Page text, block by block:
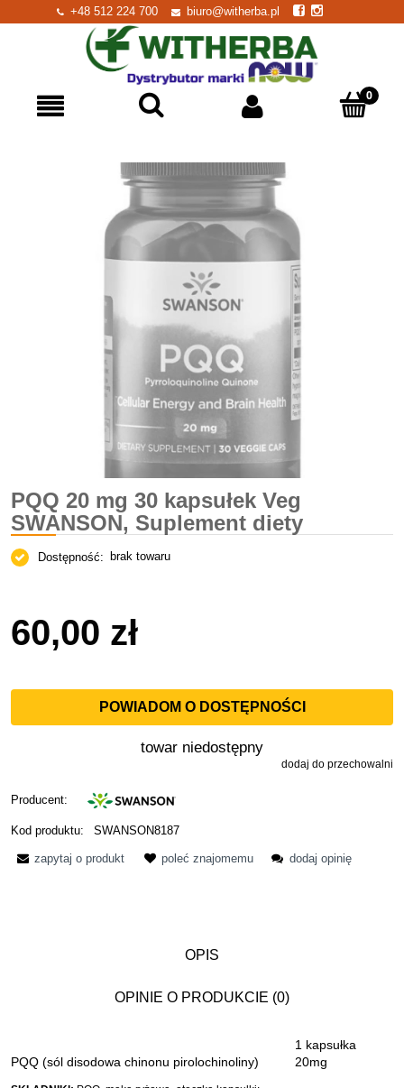
+48 512 224 700 biuro@witherba.pl
PQQ 20 mg 30 kapsułek Veg
SWANSON, Suplement diety
Dostępność: brak towaru
60,00 zł
POWIADOM O DOSTĘPNOŚCI
towar niedostępny
dodaj do przechowalni
Producent:
Kod produktu: SWANSON8187
zapytaj o produkt poleć znajomemu dodaj opinię
OPIS
OPINIE O PRODUKCIE (0)
1 kapsułka
PQQ (sól disodowa chinonu pirolochinoliny)
20mg